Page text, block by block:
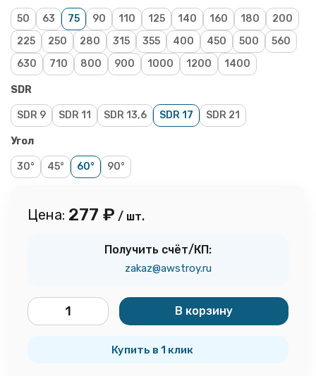
50 63 75 90 110 125 140 160 180
200
225
250 280 315 355 400 450 500
560
630
710 800 900 1000 1200 1400
SDR
SDR 9 SDR 11 SDR 13,6 SDR 17 SDR 21
Угол
30° 45° 60° 90°
Цена: 277 ₽ / шт.
Получить счёт/КП:
zakaz@awstroy.ru
В корзину
Купить в 1 клик